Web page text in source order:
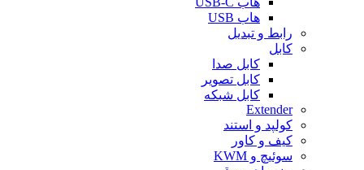
هاب USB
رابط و تبدیل
کابل
کابل صدا
کابل تصویر
کابل شبکه
Extender
کولپد و استند
کیف و کاور
سوئیچ و KWM